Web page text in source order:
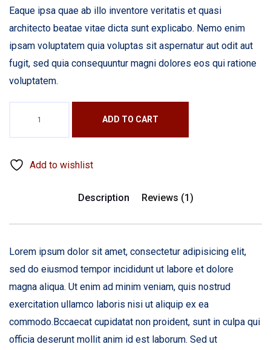
Eaque ipsa quae ab illo inventore veritatis et quasi
architecto beatae vitae dicta sunt explicabo. Nemo enim
ipsam voluptatem quia voluptas sit aspernatur aut odit aut
fugit, sed quia consequuntur magni dolores eos qui ratione
voluptatem.
Warning
$label
in
content/themes/bildpress/woocommerce/global/quantity-
on
44
ADD TO CART
Add to wishlist
Description Reviews (1)
Lorem ipsum dolor sit amet, consectetur adipisicing elit,
sed do eiusmod tempor incididunt ut labore et dolore
magna aliqua. Ut enim ad minim veniam, quis nostrud
exercitation ullamco laboris nisi ut aliquip ex ea
commodo.Bccaecat cupidatat non proident, sunt in culpa qui
officia deserunt mollit anim id est laborum. Sed ut